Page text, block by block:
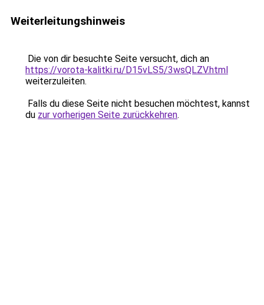
Weiterleitungshinweis
Die von dir besuchte Seite versucht, dich an
https://vorota-kalitki.ru/D15vLS5/3wsQLZV.html
weiterzuleiten.
Falls du diese Seite nicht besuchen möchtest, kannst
du zur vorherigen Seite zurückkehren.